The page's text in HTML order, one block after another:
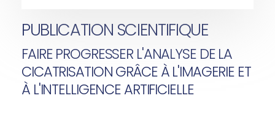
PUBLICATION SCIENTIFIQUE
FAIRE PROGRESSER L'ANALYSE DE LA
CICATRISATION GRÂCE À L'IMAGERIE ET
À L'INTELLIGENCE ARTIFICIELLE